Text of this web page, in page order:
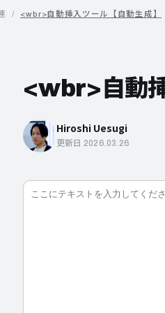
<wbr>自動挿入ツール【自動生成】
<wbr>自動
Hiroshi Uesugi
更新日 2026.03.26